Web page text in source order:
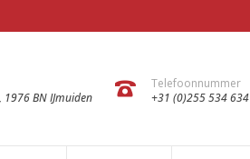
BN IJmuiden
Telefoonnummer
+31 (0)255 534 634